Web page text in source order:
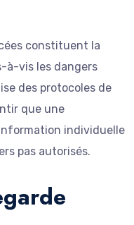
constituent la
à-vis les dangers
des protocoles de
que une
individuelle
pas autorisés.